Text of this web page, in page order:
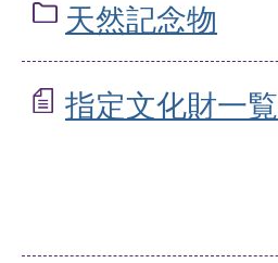
天然記念物
指定文化財一覧